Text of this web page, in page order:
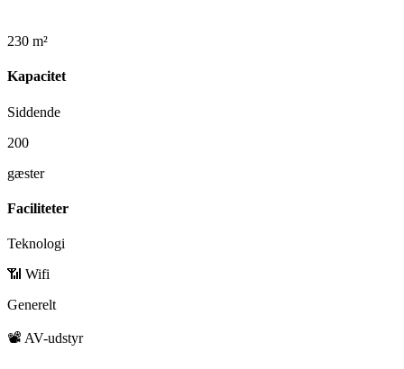
230 m²
Kapacitet
Siddende
200
gæster
Faciliteter
Teknologi
📶 Wifi
Generelt
📽️ AV-udstyr